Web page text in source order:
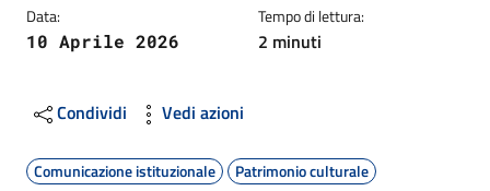
Data:
10 Aprile 2026
Tempo di lettura:
2 minuti
Condividi Vedi azioni
Comunicazione istituzionale Patrimonio culturale